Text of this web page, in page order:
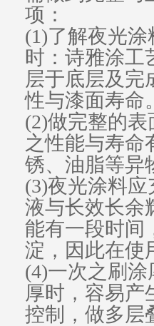
项：
(1)了解夜光
时：诗雅涂工
层于底层及完
性与漆面寿命
(2)做完整的
之性能与寿命
锈、油脂等异
(3)夜光涂料
液与长效长余
能有一段时间
淀 ，因此在
(4)一次之刷
厚时，容易产
控制，做多层